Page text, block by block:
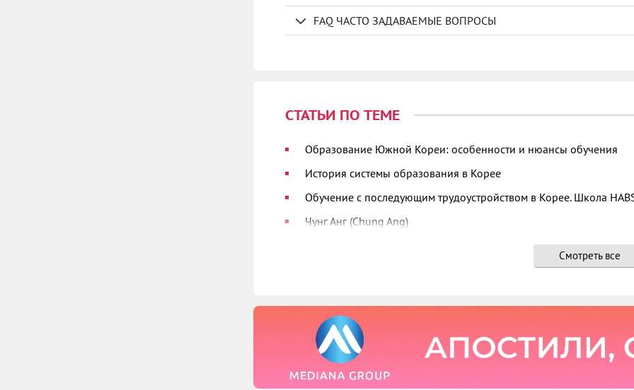
FAQ ЧАСТО ЗАДАВАЕМЫЕ ВОПРОСЫ
СТАТЬИ ПО ТЕМЕ
Образование Южной Кореи: особенности и нюансы обучения
История системы образования в Корее
Обучение с последующим трудоустройством в Корее. Школа
Чунг Анг (Chung Ang)
Частные школы для изучения корейского языка 어학원
Ёнсе Университет (Yonsei University)
Высшее образование в Южной Корее
Смотреть все